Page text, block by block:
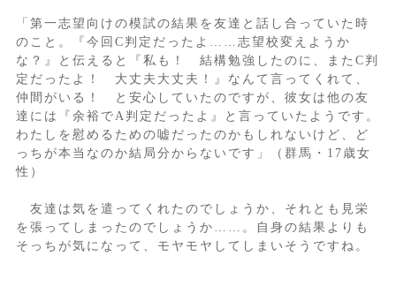
「第一志望向けの模試の結果を友達と話し合っていた時
のこと。『今回C判定だったよ……志望校変えようか
な？』と伝えると『私も！ 結構勉強したのに、またC判
定だったよ！ 大丈夫大丈夫！』なんて言ってくれて、
仲間がいる！ と安心していたのですが、彼女は他の友
達には『余裕でA判定だったよ』と言っていたようです。
わたしを慰めるための嘘だったのかもしれないけど、ど
っちが本当なのか結局分からないです」（群馬・17歳女
性）
友達は気を遣ってくれたのでしょうか、それとも見栄
を張ってしまったのでしょうか……。自身の結果よりも
そっちが気になって、モヤモヤしてしまいそうですね。